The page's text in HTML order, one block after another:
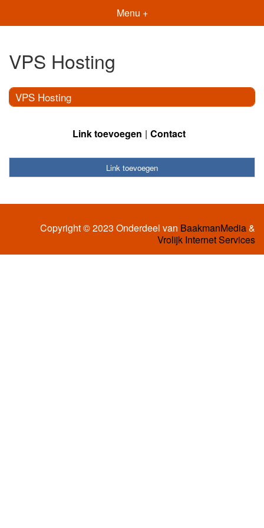
Menu +
VPS Hosting
VPS Hosting
Link toevoegen Contact
Link toevoegen
Copyright © 2023 Onderdeel van BaakmanMedia&
Vrolijk Internet Services